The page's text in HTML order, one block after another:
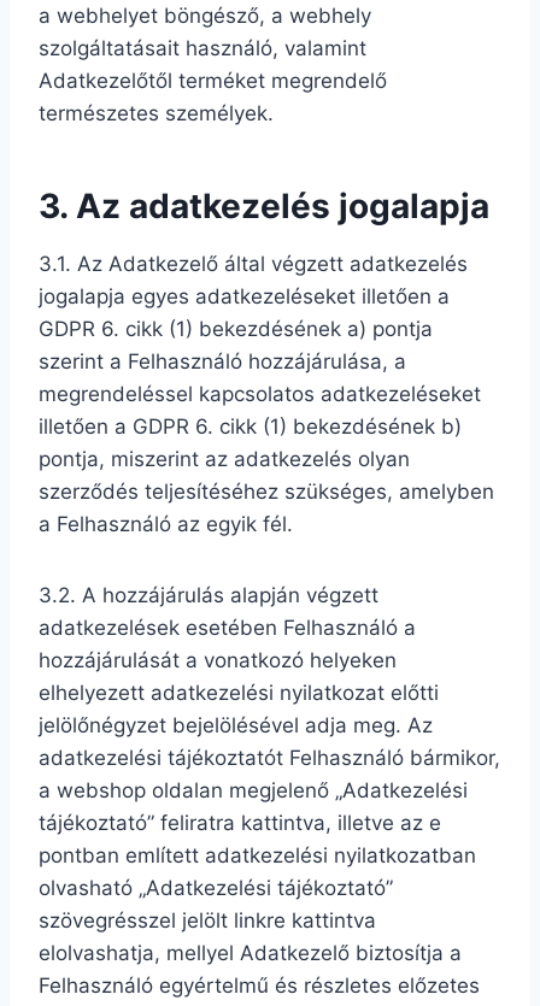
a webhelyet böngésző, a webhely
szolgáltatásait használó, valamint
Adatkezelőtől terméket megrendelő
természetes személyek.
3. Az adatkezelés jogalapja
3.1. Az Adatkezelő által végzett adatkezelés
jogalapja egyes adatkezeléseket illetően a
GDPR 6. cikk (1) bekezdésének a) pontja
szerint a Felhasználó hozzájárulása, a
megrendeléssel kapcsolatos adatkezeléseket
illetően a GDPR 6. cikk (1) bekezdésének b)
pontja, miszerint az adatkezelés olyan
szerződés teljesítéséhez szükséges, amelyben
a Felhasználó az egyik fél.
3.2. A hozzájárulás alapján végzett
adatkezelések esetében Felhasználó a
hozzájárulását a vonatkozó helyeken
elhelyezett adatkezelési nyilatkozat előtti
jelölőnégyzet bejelölésével adja meg. Az
adatkezelési tájékoztatót Felhasználó bármikor,
a webshop oldalan megjelenő „Adatkezelési
tájékoztató” feliratra kattintva, illetve az e
pontban említett adatkezelési nyilatkozatban
olvasható „Adatkezelési tájékoztató”
szövegrésszel jelölt linkre kattintva
elolvashatja, mellyel Adatkezelő biztosítja a
Felhasználó egyértelmű és részletes előzetes